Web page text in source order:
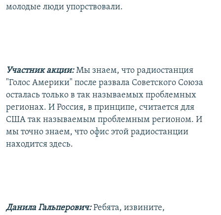
молодые люди упорствовали.
Участник акции: Мы знаем, что радиостанция
"Голос Америки" после развала Советского Союза
осталась только в так называемых проблемных
регионах. И Россия, в принципе, считается для
США так называемым проблемным регионом. И
мы точно знаем, что офис этой радиостанции
находится здесь.
Данила Гальперович: Ребята, извините,